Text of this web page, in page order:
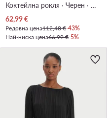
Коктейлна рокля · Черен · Мини
Актуална цена
62,99€
Редовна цена112,48 €-43%
Най-ниска цена66,99 €-5%